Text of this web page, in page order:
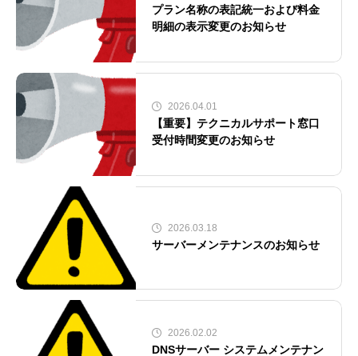
プラン名称の表記統一および料金
明細の表示変更のお知らせ
2026.04.01
【重要】テクニカルサポート窓口
受付時間変更のお知らせ
2026.03.18
サーバーメンテナンスのお知らせ
2026.02.02
DNSサーバー システムメンテナン